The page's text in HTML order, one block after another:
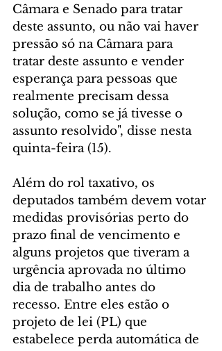
Câmara e Senado para tratar
deste assunto, ou não vai haver
pressão só na Câmara para
tratar deste assunto e vender
esperança para pessoas que
realmente precisam dessa
solução, como se já tivesse o
assunto resolvido", disse nesta
quinta-feira (15).
Além do rol taxativo, os
deputados também devem votar
medidas provisórias perto do
prazo final de vencimento e
alguns projetos que tiveram a
urgência aprovada no último
dia de trabalho antes do
recesso. Entre eles estão o
projeto de lei (PL) que
estabelece perda automática de